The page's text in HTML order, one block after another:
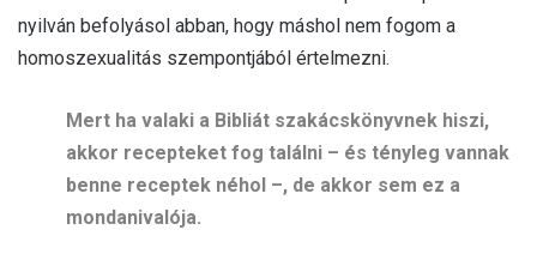
nyilván befolyásol abban, hogy máshol nem fogom a
homoszexualitás szempontjából értelmezni.
Mert ha valaki a Bibliát szakácskönyvnek hiszi,
akkor recepteket fog találni – és tényleg vannak
benne receptek néhol –, de akkor sem ez a
mondanivalója.